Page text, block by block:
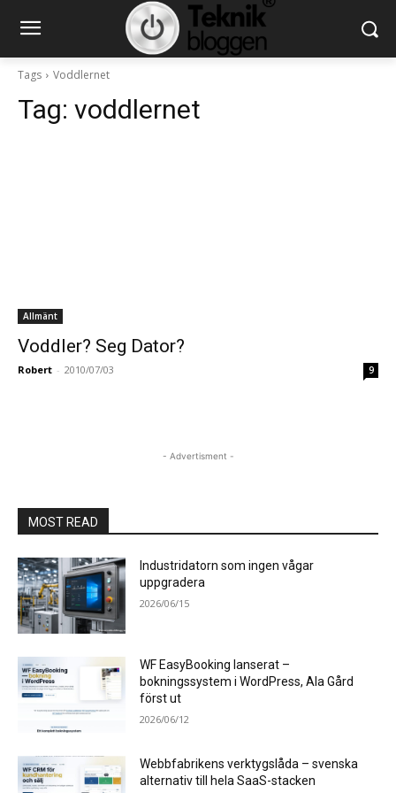
Tags Voddlernet
Tag: voddlernet
Allmänt
Voddler? Seg Dator?
Robert - 2010/07/03 9
- Advertisment -
MOST READ
Industridatorn som ingen vågar
uppgradera
2026/06/15
WF EasyBooking lanserat –
bokningssystem i WordPress, Ala Gård
först ut
2026/06/12
Webbfabrikens verktygslåda – svenska
alternativ till hela SaaS-stacken